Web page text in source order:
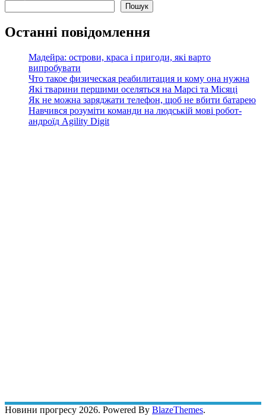
Пошук
Останні повідомлення
Мадейра: острови, краса і пригоди, які варто
випробувати
Что такое физическая реабилитация и кому она нужна
Які тварини першими оселяться на Марсі та Місяці
Як не можна заряджати телефон, щоб не вбити батарею
Навчився розуміти команди на людській мові робот-
андроїд Agility Digit
Новини прогресу 2026. Powered By BlazeThemes.